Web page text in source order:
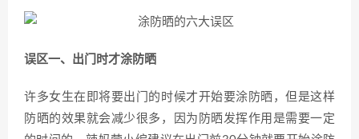
误区一、出门时才涂防晒
许多女生在即将要出门的时候才开始要涂防晒，但是这样
防晒的效果就会减少很多，因为防晒发挥作用是需要一定